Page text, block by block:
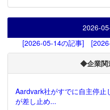
2026-
[2026-05-14の記事]
◆企業関
Aardvark社がすでに自主停止
が差し止め...